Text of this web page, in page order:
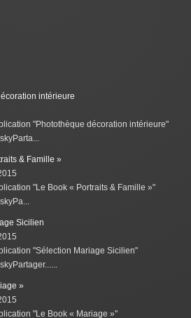
intérieure
"Photothèque décoration intérieure"
& Famille »
"Le Book « Portraits & Famille »"
Sicilien
"Sélection Mariage Sicilien"
»
"Le Book « Mariage »"